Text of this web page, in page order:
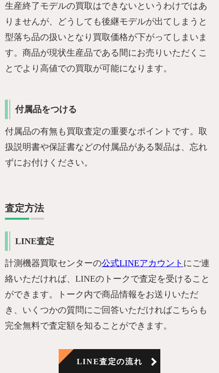
生産終了モデルの買取はできないというわけではあ
りませんが、どうしても後継モデルが出てしまうと
型落ち品の扱いとなり買取価格が下がってしまいま
す。商品が現状生産品である間にお売りいただくこ
とでより高値での買取が可能になります。
付属品をつける
付属品の有無も買取査定の重要なポイントです。取
扱説明書や保証書などの付属品がある製品は、忘れ
ずにお付けください。
査定方法
LINE査定
計測機器買取センターの公式LINEアカウント にご連
絡いただければ、LINEのトークで査定を受けること
ができます。トーク内で商品情報をお送りいただ
き、いくつかの質問にご回答いただければこちらも
完全無料で査定額を知ることができます。
LINE査定の流れ